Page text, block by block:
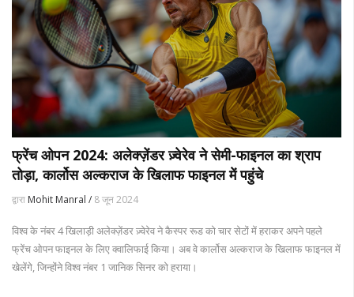
फ्रेंच ओपन 2024: अलेक्ज़ेंडर ज़्वेरेव ने सेमी-फाइनल का श्राप
तोड़ा, कार्लोस अल्कराज के खिलाफ फाइनल में पहुंचे
द्वारा Mohit Manral / 8 जून 2024
विश्व के नंबर 4 खिलाड़ी अलेक्ज़ेंडर ज़्वेरेव ने कैस्पर रूड को चार सेटों में हराकर अपने पहले
फ्रेंच ओपन फाइनल के लिए क्वालिफाई किया। अब वे कार्लोस अल्कराज के खिलाफ फाइनल में
खेलेंगे, जिन्होंने विश्व नंबर 1 जानिक सिनर को हराया।